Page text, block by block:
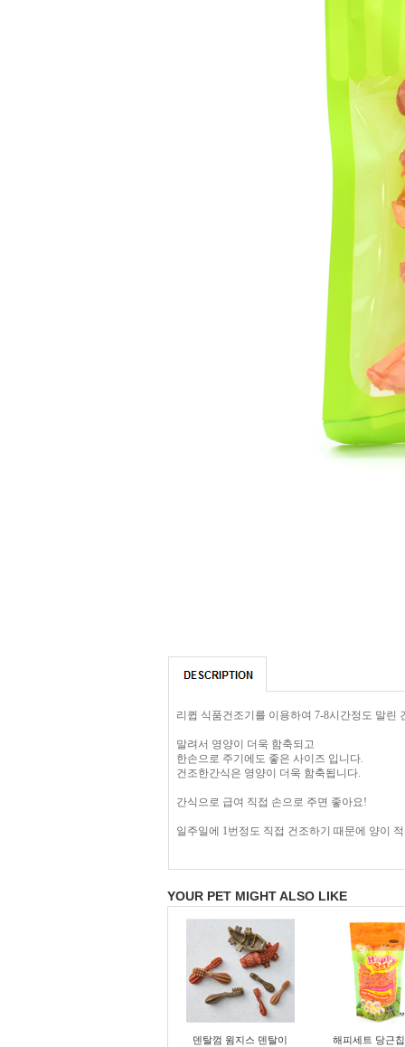
리큅 식품건조기를 이용하여 7-8시간정도 말린
말려서 영양이 더욱 함축되고
한손으로 주기에도 좋은 사이즈 입니다.
건조한간식은 영양이 더욱 함축됩니다.
간식으로 급여 직접 손으로 주면 좋아요!
일주일에 1번정도 직접 건조하기 때문에 양이
YOUR PET MIGHT ALSO LIKE
덴탈껌 윔지스 덴탈이 해피세트 당근